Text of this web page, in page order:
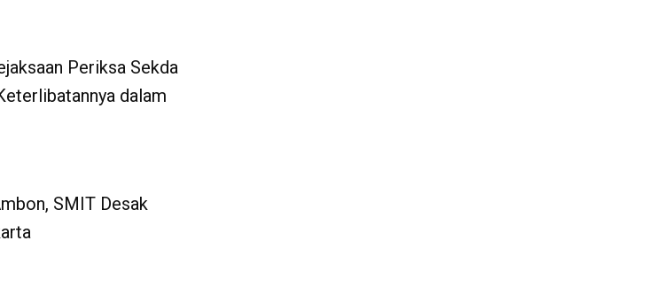
Periksa Sekda
dalam
SMIT Desak